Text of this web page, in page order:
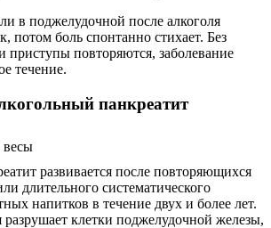
в поджелудочной после алкоголя
потом боль спонтанно стихает. Без
приступы повторяются, заболевание
течение.
панкреатит
развивается после повторяющихся
длительного систематического
напитков в течение двух и более лет.
разрушает клетки поджелудочной железы,